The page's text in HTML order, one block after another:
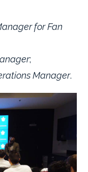
for Fan
;
Manager.